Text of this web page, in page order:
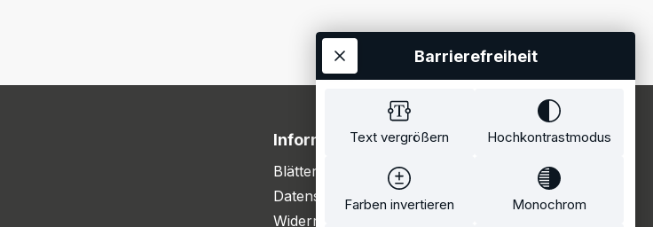
Information
Blätterkatalog
Datenschutzerklärung
Widerrufsbelehrung
Text vergrößern Hochkontrastmodus
Farben invertieren Monochrom
Barrierefreiheit